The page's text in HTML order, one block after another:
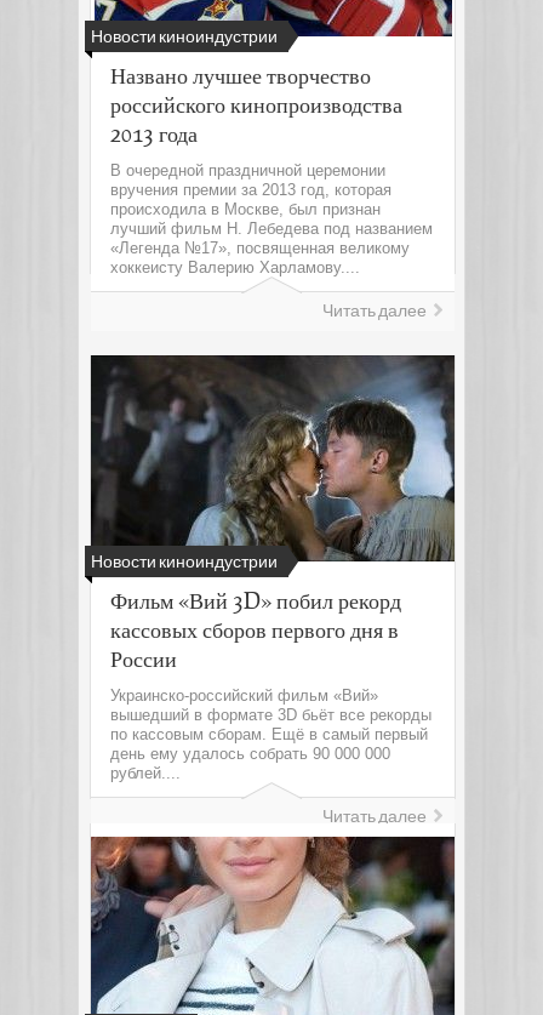
Новости киноиндустрии
Названо лучшее творчество
российского кинопроизводства
2013 года
В очередной праздничной церемонии
вручения премии за 2013 год, которая
происходила в Москве, был признан
лучший фильм Н. Лебедева под названием
«Легенда №17», посвященная великому
хоккеисту Валерию Харламову....
Читать далее
Новости киноиндустрии
Фильм «Вий 3D» побил рекорд
кассовых сборов первого дня в
России
Украинско-российский фильм «Вий»
вышедший в формате 3D бьёт все рекорды
по кассовым сборам. Ещё в самый первый
день ему удалось собрать 90 000 000
рублей....
Читать далее